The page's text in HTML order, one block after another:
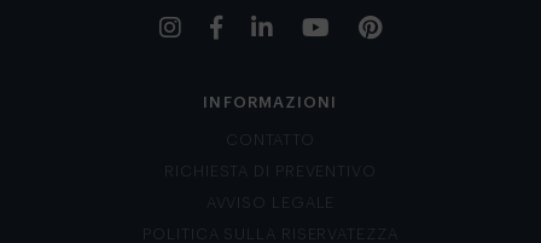
INFORMAZIONI
CONTATTO
RICHIESTA DI PREVENTIVO
AVVISO LEGALE
POLITICA SULLA RISERVATEZZA